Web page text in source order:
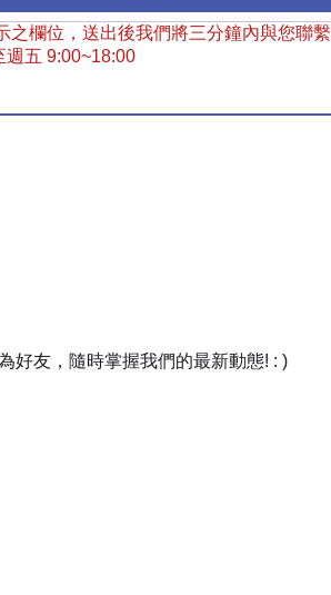
之欄位，送出後我們將三分鐘內與您聯繫
五 9:00~18:00
好友，隨時掌握我們的最新動態! : )